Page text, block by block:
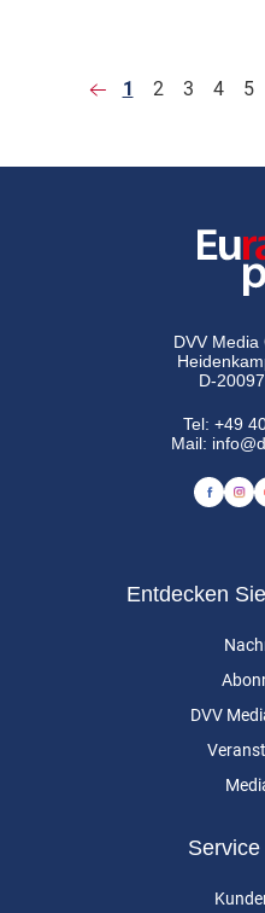
1 2 3 4 5
DVV Media
D-
Tel:+49
Mail:
Entdecken
DVV